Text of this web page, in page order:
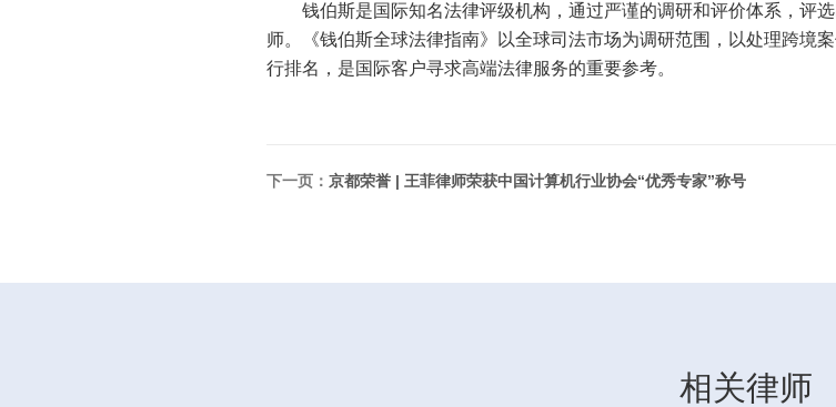
钱伯斯是国际知名法律评级机构，通过严谨的调研和评价体系，评
师。《钱伯斯全球法律指南》以全球司法市场为调研范围，以处理跨境
行排名，是国际客户寻求高端法律服务的重要参考。
下一页： 京都荣誉 | 王菲律师荣获中国计算机行业协会“优秀专家”称号
相关律师